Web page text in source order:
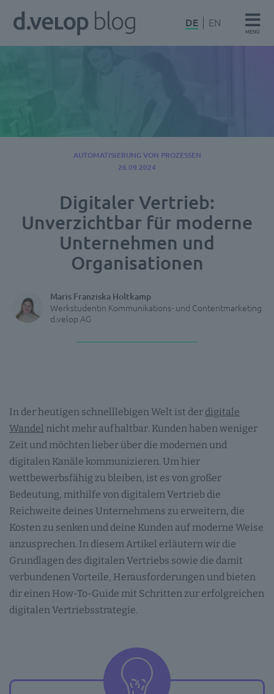
Zum
Inhalt
d.velop
DE EN
MENÜ
Digitaler Vertrieb:
Unverzichtbar für moderne
Unternehmen und
Organisationen
AUTOMATISIERUNG VON PROZESSEN
26.09.2024
Maris Franziska Holtkamp
Werkstudentin Kommunikations- und Contentmarketing
d.velop AG
In der heutigen schnelllebigen Welt ist der digitale
Wandel nicht mehr aufhaltbar. Kunden haben weniger
Zeit und möchten lieber über die modernen und
digitalen Kanäle kommunizieren. Um hier
wettbewerbsfähig zu bleiben, ist es von großer
Bedeutung, mithilfe von digitalem Vertrieb die
Reichweite deines Unternehmens zu erweitern, die
Kosten zu senken und deine Kunden auf moderne Weise
anzusprechen. In diesem Artikel erläutern wir die
Grundlagen des digitalen Vertriebs sowie die damit
verbundenen Vorteile, Herausforderungen und bieten
dir einen How-To-Guide mit Schritten zur erfolgreichen
digitalen Vertriebsstrategie.